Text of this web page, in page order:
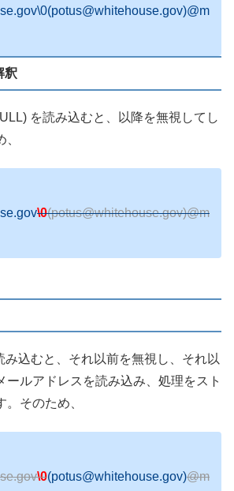
釈
を読み込むと、以降を無視してし
\0(potus@whitehouse.gov)@m
み込むと、それ以前を無視し、それ以
ールアドレスを読み込み、処理をスト
。そのため、
\0(potus@whitehouse.gov)@m